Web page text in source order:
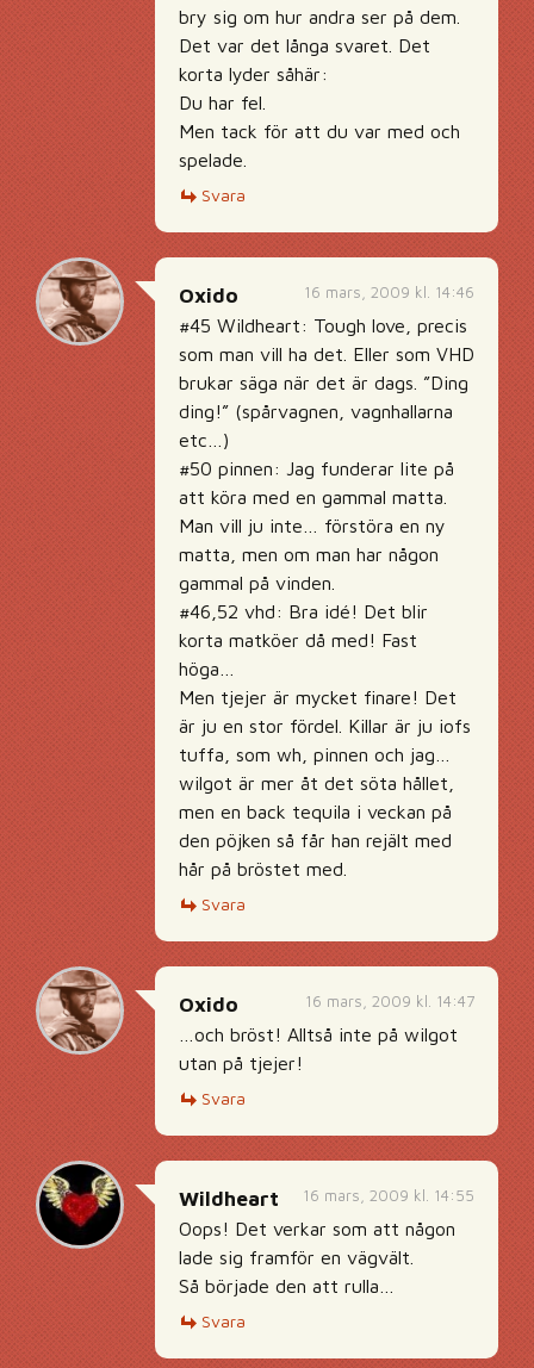
bry sig om hur andra ser på dem.
Det var det långa svaret. Det
korta lyder såhär:
Du har fel.
Men tack för att du var med och
spelade.
Svara
16 mars, 2009 kl. 14:46
Oxido
#45 Wildheart: Tough love, precis
som man vill ha det. Eller som VHD
brukar säga när det är dags. ”Ding
ding!” (spårvagnen, vagnhallarna
etc…)
#50 pinnen: Jag funderar lite på
att köra med en gammal matta.
Man vill ju inte… förstöra en ny
matta, men om man har någon
gammal på vinden.
#46,52 vhd: Bra idé! Det blir
korta matköer då med! Fast
höga…
Men tjejer är mycket finare! Det
är ju en stor fördel. Killar är ju iofs
tuffa, som wh, pinnen och jag…
wilgot är mer åt det söta hållet,
men en back tequila i veckan på
den pöjken så får han rejält med
hår på bröstet med.
Svara
16 mars, 2009 kl. 14:47
Oxido
…och bröst! Alltså inte på wilgot
utan på tjejer!
Svara
16 mars, 2009 kl. 14:55
Wildheart
Oops! Det verkar som att någon
lade sig framför en vägvält.
Så började den att rulla…
Svara